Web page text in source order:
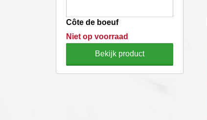
Côte de boeuf
Niet op voorraad
Bekijk product